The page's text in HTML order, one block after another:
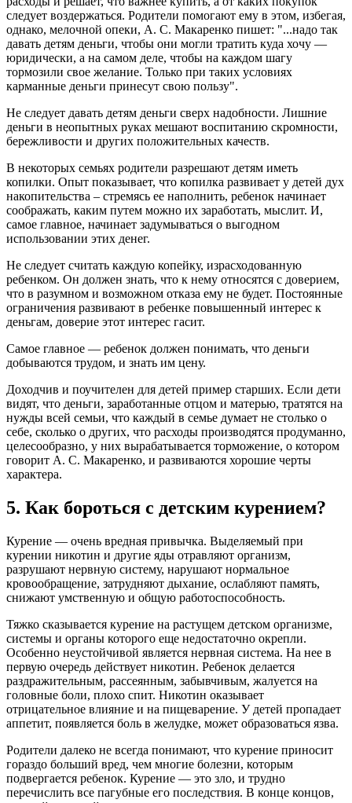
следует воздержаться. Родители помогают ему в этом, избегая,
однако, мелочной опеки, А. С. Макаренко пишет: "...надо так
давать детям деньги, чтобы они могли тратить куда хочу —
юридически, а на самом деле, чтобы на каждом шагу
тормозили свое желание. Только при таких условиях
карманные деньги принесут свою пользу".
Не следует давать детям деньги сверх надобности. Лишние
деньги в неопытных руках мешают воспитанию скромности,
бережливости и других положительных качеств.
В некоторых семьях родители разрешают детям иметь
копилки. Опыт показывает, что копилка развивает у детей дух
накопительства – стремясь ее наполнить, ребенок начинает
соображать, каким путем можно их заработать, мыслит. И,
самое главное, начинает задумываться о выгодном
использовании этих денег.
Не следует считать каждую копейку, израсходованную
ребенком. Он должен знать, что к нему относятся с доверием,
что в разумном и возможном отказа ему не будет. Постоянные
ограничения развивают в ребенке повышенный интерес к
деньгам, доверие этот интерес гасит.
Самое главное — ребенок должен понимать, что деньги
добываются трудом, и знать им цену.
Доходчив и поучителен для детей пример старших. Если дети
видят, что деньги, заработанные отцом и матерью, тратятся на
нужды всей семьи, что каждый в семье думает не столько о
себе, сколько о других, что расходы производятся продуманно,
целесообразно, у них вырабатывается торможение, о котором
говорит А. С. Макаренко, и развиваются хорошие черты
характера.
5. Как бороться с детским курением?
Курение — очень вредная привычка. Выделяемый при
курении никотин и другие яды отравляют организм,
разрушают нервную систему, нарушают нормальное
кровообращение, затрудняют дыхание, ослабляют память,
снижают умственную и общую работоспособность.
Тяжко сказывается курение на растущем детском организме,
системы и органы которого еще недостаточно окрепли.
Особенно неустойчивой является нервная система. На нее в
первую очередь действует никотин. Ребенок делается
раздражительным, рассеянным, забывчивым, жалуется на
головные боли, плохо спит. Никотин оказывает
отрицательное влияние и на пищеварение. У детей пропадает
аппетит, появляется боль в желудке, может образоваться язва.
Родители далеко не всегда понимают, что курение приносит
гораздо больший вред, чем многие болезни, которым
подвергается ребенок. Курение — это зло, и трудно
перечислить все пагубные его последствия. В конце концов,